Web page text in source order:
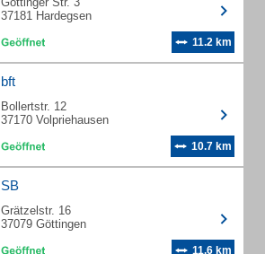
37181 Hardegsen
11.2 km
bft
Bollertstr. 12
37170 Volpriehausen
10.7 km
SB
Grätzelstr. 16
37079 Göttingen
11.6 km